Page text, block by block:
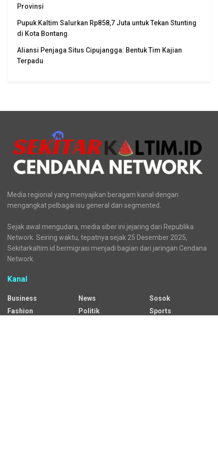
Provinsi
Pupuk Kaltim Salurkan Rp858,7 Juta untuk Tekan Stunting
di Kota Bontang
Aliansi Penjaga Situs Cipujangga: Bentuk Tim Kajian
Terpadu
Media regional yang menyajikan beragam kanal dengan
mengangkat pelbagai isu general dan segmented.
Sejak awal mengudara, media siber ini jejaring dari Republika
Network. Seiring waktu, tepatnya sejak 25 Desember 2025,
Sekitarkaltim.id bermigrasi menjadi bagian dari jaringan Cendana
Network.
Kanal
Business
Fashion
News
Politik
Sosok
Sports